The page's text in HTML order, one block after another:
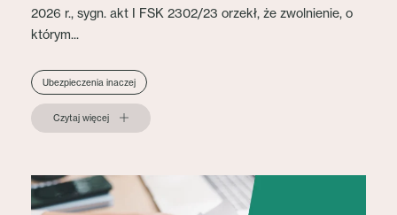
2026 r., sygn. akt I FSK 2302/23 orzekł, że zwolnienie, o
którym...
Ubezpieczenia inaczej
Czytaj więcej